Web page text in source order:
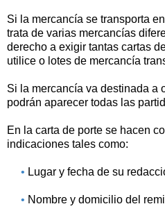
Si la mercancía se transporta
trata de varias mercancías
derecho a exigir tantas cartas
utilice o lotes de mercancía
Si la mercancía va destinada a
podrán aparecer todas las
En la carta de porte se hacen
indicaciones tales como:
• Lugar y fecha de su
• Nombre y domicilio del